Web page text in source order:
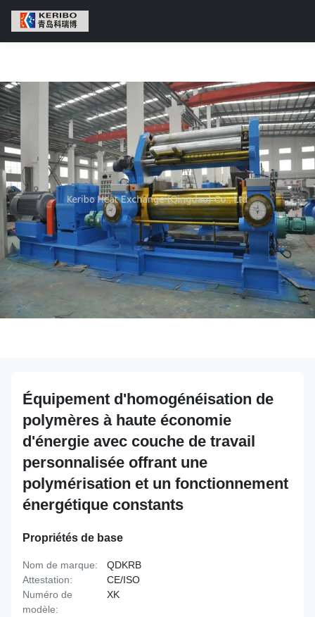
Équipement d'homogénéisation de
polymères à haute économie
d'énergie avec couche de travail
personnalisée offrant une
polymérisation et un fonctionnement
énergétique constants
Propriétés de base
Nom de marque:
QDKRB
Attestation:
CE/ISO
Numéro de
modèle:
XK